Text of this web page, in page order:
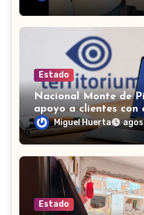
Estado
Nacional Monte de
apoyo a clientes con
durante la huelga
Miguel Huerta
Estado